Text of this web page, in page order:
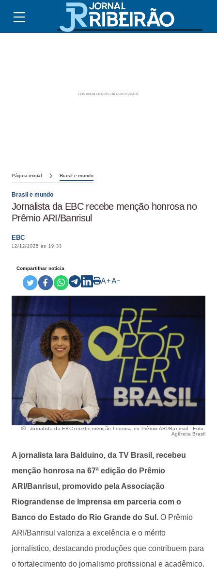
Página inicial Brasil e mundo
Brasil e mundo
Jornalista da EBC recebe menção honrosa no
Prêmio ARI/Banrisul
EBC
12/12/2025 às 19:33
Compartilhar notícia
A+A-
Jornalista da EBC recebe menção honrosa no Prêmio ARI/Banrisul - Foto:
Agência Brasil
A jornalista Iara Balduino, da TV Brasil, recebeu
menção honrosa na 67ª edição do Prêmio
ARI/Banrisul, promovido pela Associação
Riograndense de Imprensa em parceria com o
Banco do Estado do Rio Grande do Sul. O Prêmio
ARI/Banrisul valoriza a excelência e o mérito
jornalístico, destacando produções que contribuem para
o fortalecimento do jornalismo profissional e acadêmico.